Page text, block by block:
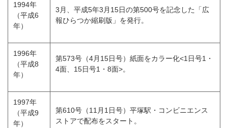
1994年
（平成6
年）
3月、平成5年3月15日の第500号を記念した「広
報ひらつか縮刷版」を発行。
1996年
（平成8
年）
第573号（4月15日号）紙面をカラー化<1日号1・
4面、15日号1・8面>。
1997年
（平成9
年）
第610号（11月1日号）平塚駅・コンビニエンス
ストアで配布をスタート。